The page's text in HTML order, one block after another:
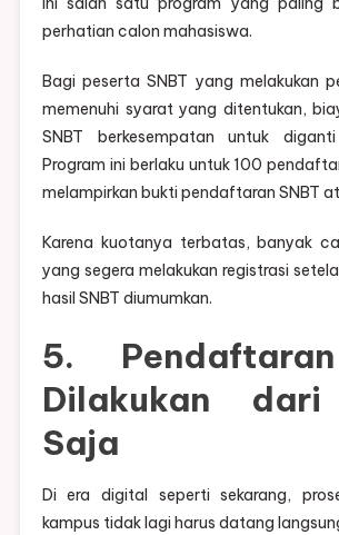
perhatian calon mahasiswa.
Bagi peserta SNBT yang melakukan
memenuhi syarat yang ditentukan,
SNBT berkesempatan untuk
Program ini berlaku untuk 100
melampirkan bukti pendaftaran SNBT
Karena kuotanya terbatas, banyak
yang segera melakukan registrasi
hasil SNBT diumumkan.
5.
Dilakukan
Saja
Di era digital seperti sekarang,
kampus tidak lagi harus datang